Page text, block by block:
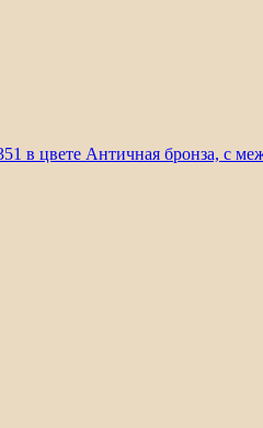
в цвете Античная бронза, с